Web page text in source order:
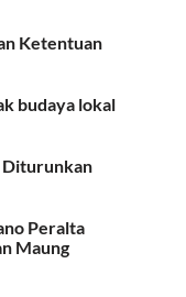
Ketentuan
budaya lokal
Diturunkan
Peralta
Maung